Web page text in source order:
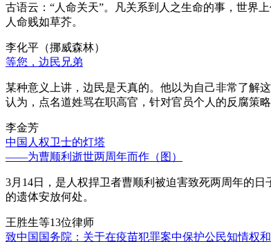
古语云：“人命关天”。凡关系到人之生命的事，世界
人命贱如草芥。
李化平（挪威森林）
等您，边民兄弟
某种意义上讲，边民是天真的。他以为自己非常了解
认为，点名道姓骂在职高官，针对官员个人的反腐策略
李金芳
中国人权卫士的灯塔
——为曹顺利逝世两周年而作（图）
3月14日，是人权捍卫者曹顺利被迫害致死两周年的
的遗体安放何处。
王胜生等13位律师
致中国国务院：关于在疫苗犯罪案中保护公民知情权